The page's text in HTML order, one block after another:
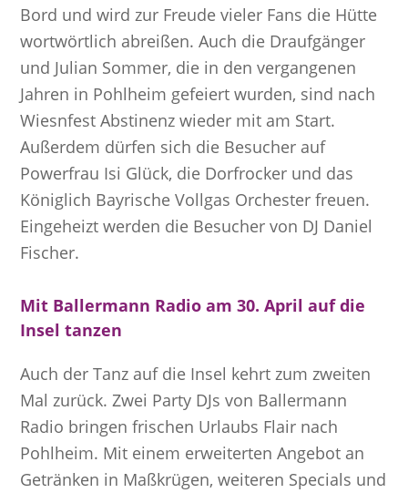
Bord und wird zur Freude vieler Fans die Hütte
wortwörtlich abreißen. Auch die Draufgänger
und Julian Sommer, die in den vergangenen
Jahren in Pohlheim gefeiert wurden, sind nach
Wiesnfest Abstinenz wieder mit am Start.
Außerdem dürfen sich die Besucher auf
Powerfrau Isi Glück, die Dorfrocker und das
Königlich Bayrische Vollgas Orchester freuen.
Eingeheizt werden die Besucher von DJ Daniel
Fischer.
Mit Ballermann Radio am 30. April auf die
Insel tanzen
Auch der Tanz auf die Insel kehrt zum zweiten
Mal zurück. Zwei Party DJs von Ballermann
Radio bringen frischen Urlaubs Flair nach
Pohlheim. Mit einem erweiterten Angebot an
Getränken in Maßkrügen, weiteren Specials und